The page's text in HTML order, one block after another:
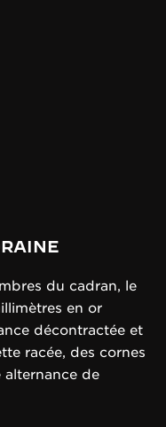
du cadran, le
en or
décontractée et
racée, des cornes
de